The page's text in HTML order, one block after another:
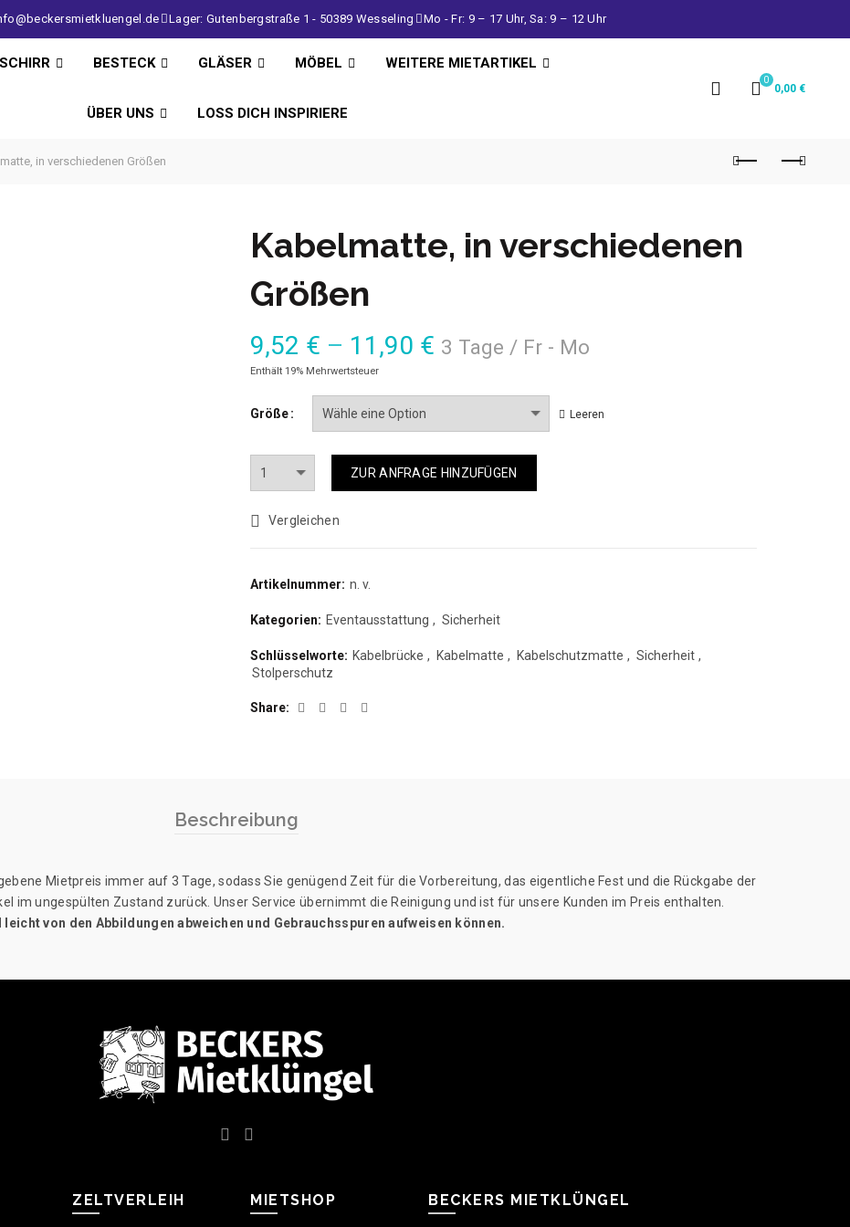
Lager: Gutenbergstraße 1 - 50389 Wesseling Mo - Fr: 9 – 17 Uhr, Sa: 9 – 12 Uhr
BESTECK GLÄSER MÖBEL WEITERE MIETARTIKEL
ÜBER UNS LOSS DICH INSPIRIERE
0
0,00 €
in verschiedenen Größen
Kabelmatte, in verschiedenen
Größen
9,52 € – 11,90 € 3 Tage / Fr - Mo
Enthält 19% Mehrwertsteuer
Größe Leeren
ZUR ANFRAGE HINZUFÜGEN
Vergleichen
Artikelnummer: n. v.
Kategorien: Eventausstattung , Sicherheit
Schlüsselworte: Kabelbrücke , Kabelmatte , Kabelschutzmatte , Sicherheit ,
Stolperschutz
Share
Beschreibung
Mietpreis immer auf 3 Tage, sodass Sie genügend Zeit für die Vorbereitung, das eigentliche Fest und die Rückgabe der
im ungespülten Zustand zurück. Unser Service übernimmt die Reinigung und ist für unsere Kunden im Preis enthalten.
von den Abbildungen abweichen und Gebrauchsspuren aufweisen können.
ZELTVERLEIH MIETSHOP BECKERS MIETKLÜNGEL